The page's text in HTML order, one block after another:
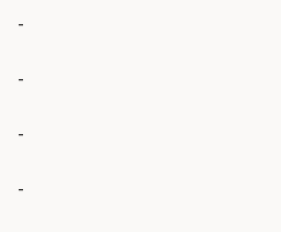
-
-
-
-